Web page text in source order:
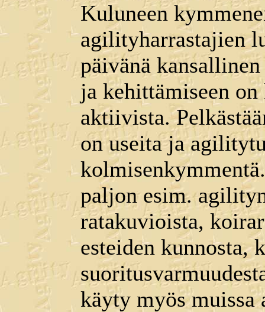
Kuluneen
agilityharrastajien
päivänä
ja kehittämiseen
aktiivista.
on useita ja
paljon esim.
ratakuvioista,
esteiden kunnosta,
käyty myös muissa